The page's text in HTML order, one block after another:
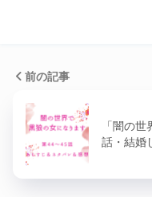
前の記事
「闇の
話・結婚